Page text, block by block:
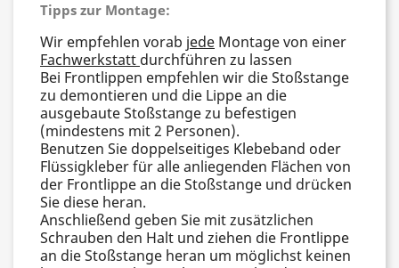
Tipps zur Montage:
Wir empfehlen vorab jede Montage von einer
Fachwerkstatt durchführen zu lassen
Bei Frontlippen empfehlen wir die Stoßstange
zu demontieren und die Lippe an die
ausgebaute Stoßstange zu befestigen
(mindestens mit 2 Personen).
Benutzen Sie doppelseitiges Klebeband oder
Flüssigkleber für alle anliegenden Flächen von
der Frontlippe an die Stoßstange und drücken
Sie diese heran.
Anschließend geben Sie mit zusätzlichen
Schrauben den Halt und ziehen die Frontlippe
an die Stoßstange heran um möglichst keinen